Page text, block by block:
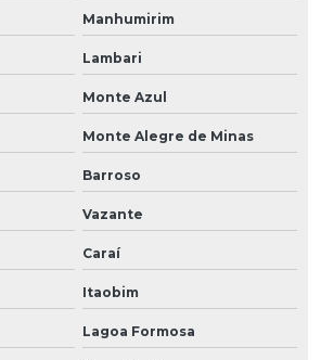
Manhumirim
Lambari
Monte Azul
Monte Alegre de Minas
Barroso
Vazante
Caraí
Itaobim
Lagoa Formosa